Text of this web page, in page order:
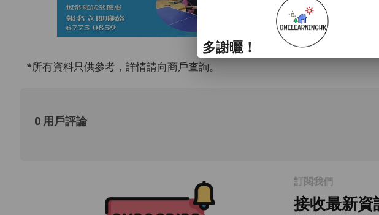
*所有資料只供參考，詳情請向商戶查詢。
0 用戶評論
訂閱我們
接收最新資
多謝曬！